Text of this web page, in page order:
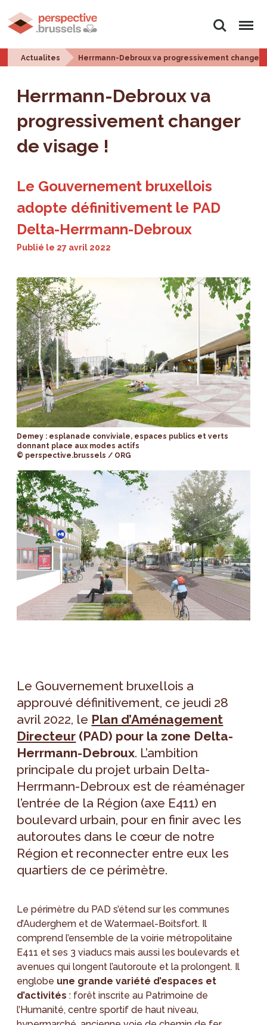
Rechercher
Menu
Actualites Herrmann-Debroux va progressivement changer
Herrmann-Debroux va
progressivement changer
de visage !
Le Gouvernement bruxellois
adopte définitivement le PAD
Delta-Herrmann-Debroux
Publié le 27 avril 2022
Demey : esplanade conviviale, espaces publics et verts
donnant place aux modes actifs
© perspective.brussels / ORG
Le Gouvernement bruxellois a
approuvé définitivement, ce jeudi 28
avril 2022, le Plan d’Aménagement
Directeur (PAD) pour la zone Delta-
Herrmann-Debroux. L’ambition
principale du projet urbain Delta-
Herrmann-Debroux est de réaménager
l’entrée de la Région (axe E411) en
boulevard urbain, pour en finir avec les
autoroutes dans le cœur de notre
Région et reconnecter entre eux les
quartiers de ce périmètre.
Le périmètre du PAD s’étend sur les communes
d’Auderghem et de Watermael-Boitsfort. Il
comprend l’ensemble de la voirie métropolitaine
E411 et ses 3 viaducs mais aussi les boulevards et
avenues qui longent l’autoroute et la prolongent. Il
englobe une grande variété d’espaces et
d’activités : forêt inscrite au Patrimoine de
l’Humanité, centre sportif de haut niveau,